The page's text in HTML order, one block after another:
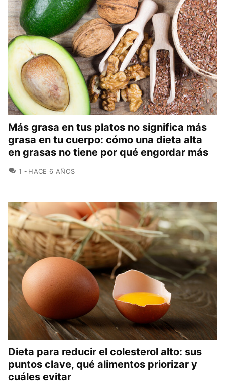
Más grasa en tus platos no significa más
grasa en tu cuerpo: cómo una dieta alta
en grasas no tiene por qué engordar más
1 COMENTARIOS
HACE 6 AÑOS
Dieta para reducir el colesterol alto: sus
puntos clave, qué alimentos priorizar y
cuáles evitar